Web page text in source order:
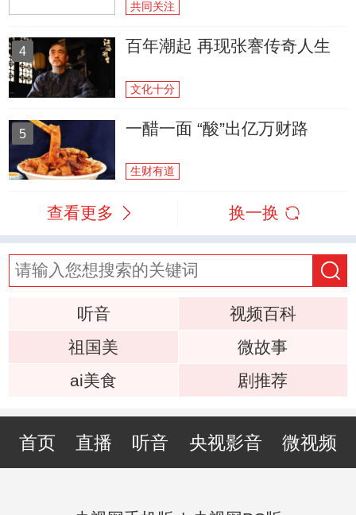
共同关注
4 百年潮起 再现张謇传奇人生
文化十分
5 一醋一面 “酸”出亿万财路
生财有道
查看更多 换一换
听音
视频百科
祖国美
微故事
ai美食
剧推荐
首页 直播 听音 央视影音 微视频